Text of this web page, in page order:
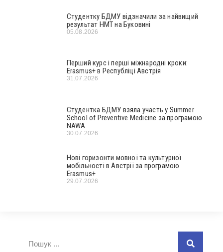
Студентку БДМУ відзначили за найвищий
результат НМТ на Буковині
05.08.2026
Перший курс і перші міжнародні кроки:
Erasmus+ в Республіці Австрія
31.07.2026
Студентка БДМУ взяла участь у Summer
School of Preventive Medicine за програмою
NAWA
30.07.2026
Нові горизонти мовної та культурної
мобільності в Австрії за програмою
Erasmus+
29.07.2026